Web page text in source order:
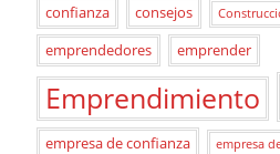
confianza consejos
emprendedores emprender
Emprendimiento
empresa de confianza empresa